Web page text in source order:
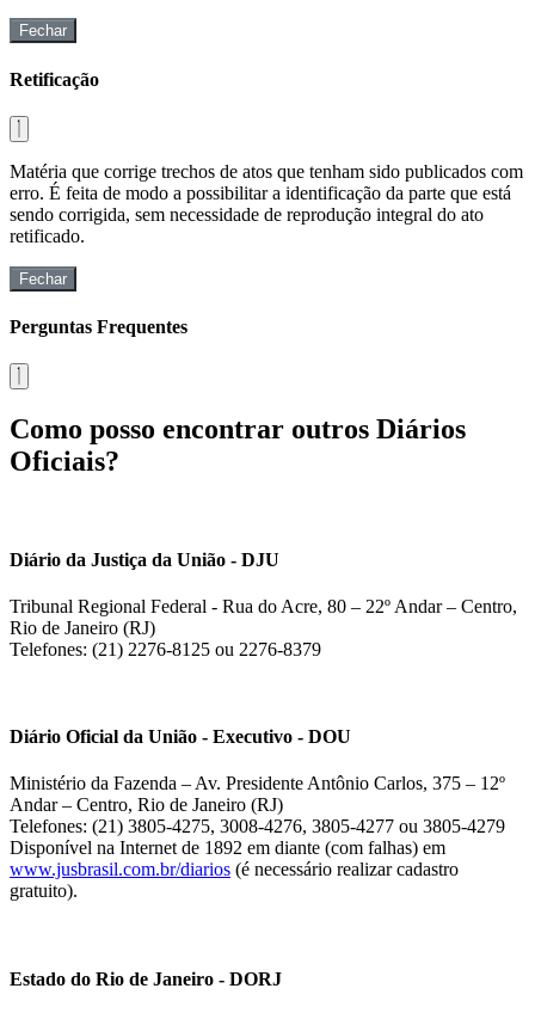
Fechar
Retificação
Matéria que corrige trechos de atos que tenham sido publicados com
erro. É feita de modo a possibilitar a identificação da parte que está
sendo corrigida, sem necessidade de reprodução integral do ato
retificado.
Fechar
Perguntas Frequentes
Como posso encontrar outros Diários
Oficiais?
Diário da Justiça da União - DJU
Tribunal Regional Federal - Rua do Acre, 80 – 22º Andar – Centro,
Rio de Janeiro (RJ)
Telefones: (21) 2276-8125 ou 2276-8379
Diário Oficial da União - Executivo - DOU
Ministério da Fazenda – Av. Presidente Antônio Carlos, 375 – 12º
Andar – Centro, Rio de Janeiro (RJ)
Telefones: (21) 3805-4275, 3008-4276, 3805-4277 ou 3805-4279
Disponível na Internet de 1892 em diante (com falhas) em
www.jusbrasil.com.br/diarios (é necessário realizar cadastro
gratuito).
Estado do Rio de Janeiro - DORJ